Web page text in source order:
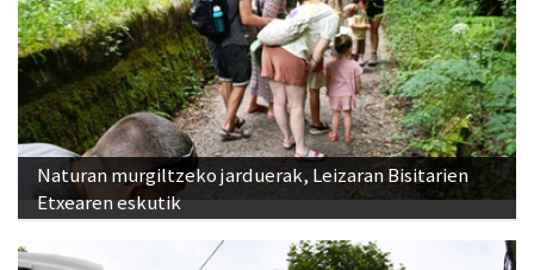
Naturan murgiltzeko jarduerak, Leizaran Bisitarien
Etxearen eskutik